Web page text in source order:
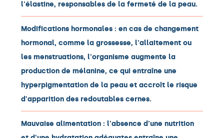
l'élastine, responsables de la fermeté de la peau.
Modifications hormonales : en cas de changement
hormonal, comme la grossesse, l'allaitement ou
les menstruations, l'organisme augmente la
production de mélanine, ce qui entraîne une
hyperpigmentation de la peau et accroît le risque
d'apparition des redoutables cernes.
Mauvaise alimentation : l'absence d'une nutrition